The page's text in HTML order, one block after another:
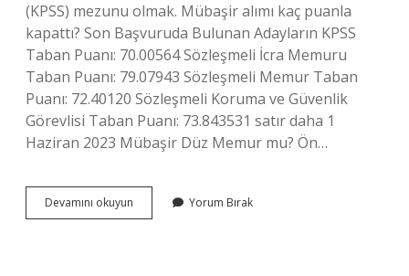
(KPSS) mezunu olmak. Mübaşir alımı kaç puanla
kapattı? Son Başvuruda Bulunan Adayların KPSS
Taban Puanı: 70.00564 Sözleşmeli İcra Memuru
Taban Puanı: 79.07943 Sözleşmeli Memur Taban
Puanı: 72.40120 Sözleşmeli Koruma ve Güvenlik
Görevlisi Taban Puanı: 73.843531 satır daha 1
Haziran 2023 Mübaşir Düz Memur mu? Ön…
Devamını okuyun Mübaşir
Kpss
Yorum Bırak